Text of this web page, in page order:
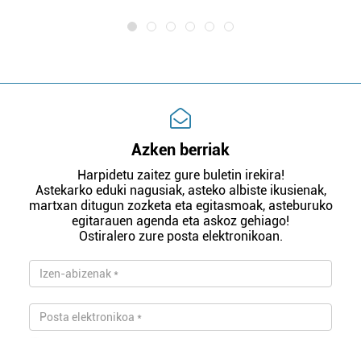
Azken berriak
Harpidetu zaitez gure buletin irekira!
Astekarko eduki nagusiak, asteko albiste ikusienak,
martxan ditugun zozketa eta egitasmoak, asteburuko
egitarauen agenda eta askoz gehiago!
Ostiralero zure posta elektronikoan.